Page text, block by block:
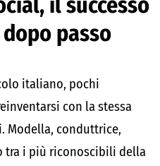
passo
italiano, pochi
con la stessa
Modella, conduttrice,
tra i più riconoscibili della